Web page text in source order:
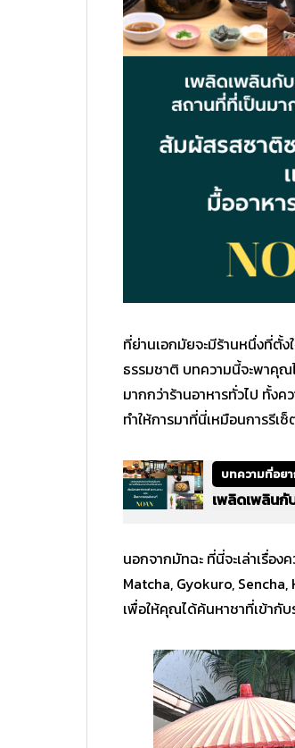
ที่ย่านเอกมัยจะมีร้านหนึ่งที่ตั้
ธรรมชาติ บทความนี้จะพาคุณ
มากกว่าร้านอาหารทั่วไป ทั้ง
ทำให้การมาที่นี่เหมือนการรีเซ็
บทความที่อยา
เพลิดเพลิน
นอกจากมัทฉะ ที่นี่จะเล่าเรื่อง
Matcha, Gyokuro,
เพื่อให้คุณได้ค้นหาชาที่เข้ากั